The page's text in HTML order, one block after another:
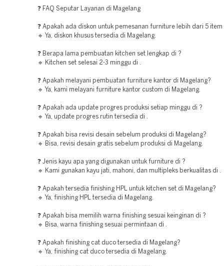
❓ FAQ Seputar Layanan di Magelang
❓ Apakah ada diskon untuk pemesanan furniture lebih dari 5 item
🔹 Ya, diskon khusus tersedia di Magelang.
❓ Berapa lama pembuatan kitchen set lengkap di ?
🔹 Kitchen set selesai 2-3 minggu di .
❓ Apakah melayani pembuatan furniture kantor di Magelang?
🔹 Ya, kami melayani furniture kantor custom di Magelang.
❓ Apakah ada update progres produksi setiap minggu di ?
🔹 Ya, update progres rutin tersedia di .
❓ Apakah bisa revisi desain sebelum produksi di Magelang?
🔹 Bisa, revisi desain gratis sebelum produksi di Magelang.
❓ Jenis kayu apa yang digunakan untuk furniture di ?
🔹 Kami gunakan kayu jati, mahoni, dan multipleks berkualitas di .
❓ Apakah tersedia finishing HPL untuk kitchen set di Magelang?
🔹 Ya, finishing HPL tersedia di Magelang.
❓ Apakah bisa memilih warna finishing sesuai keinginan di ?
🔹 Bisa, warna finishing sesuai permintaan di .
❓ Apakah finishing cat duco tersedia di Magelang?
🔹 Ya, finishing cat duco tersedia di Magelang.